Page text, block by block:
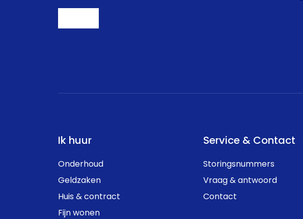
Ik huur
Onderhoud
Geldzaken
Huis & contract
Fijn wonen
Service & Contact
Storingsnummers
Vraag & antwoord
Contact